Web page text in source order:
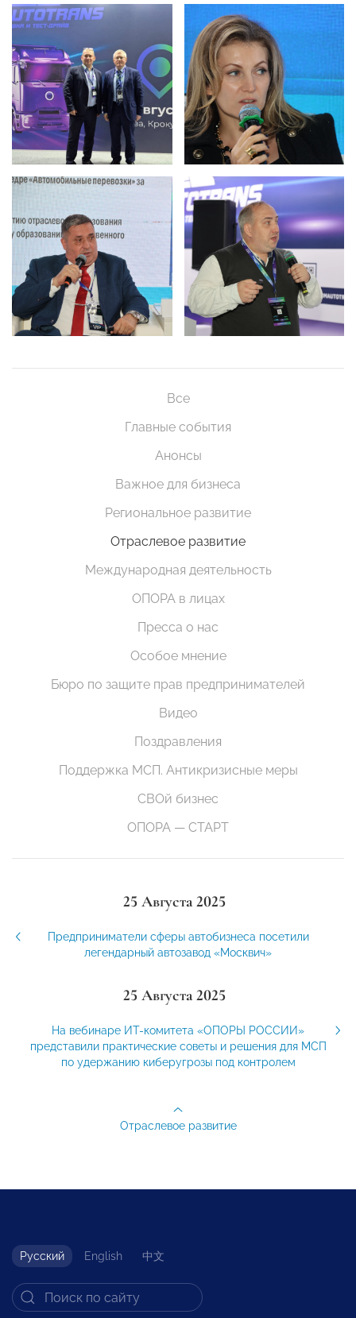
Все
Главные события
Анонсы
Важное для бизнеса
Региональное развитие
Отраслевое развитие
Международная деятельность
ОПОРА в лицах
Пресса о нас
Особое мнение
Бюро по защите прав предпринимателей
Видео
Поздравления
Поддержка МСП. Антикризисные меры
СВОй бизнес
ОПОРА — СТАРТ
25 Августа 2025
Предприниматели сферы автобизнеса посетили
легендарный автозавод «Москвич»
25 Августа 2025
На вебинаре ИТ-комитета «ОПОРЫ РОССИИ»
представили практические советы и решения для МСП
по удержанию киберугрозы под контролем
Отраслевое развитие
Русский English 中文